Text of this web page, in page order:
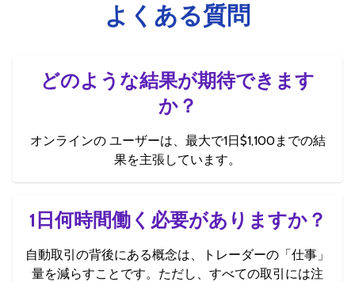
よくある質問
どのような結果が期待できます
か？
オンラインの ユーザーは、最大で1日$1,100までの結
果を主張しています。
1日何時間働く必要がありますか？
自動取引の背後にある概念は、トレーダーの「仕事」
量を減らすことです。ただし、すべての取引には注